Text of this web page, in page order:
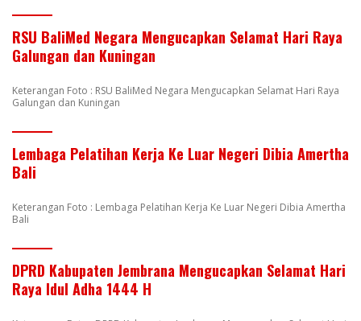
RSU BaliMed Negara Mengucapkan Selamat Hari Raya
Galungan dan Kuningan
Keterangan Foto : RSU BaliMed Negara Mengucapkan Selamat Hari Raya
Galungan dan Kuningan
Lembaga Pelatihan Kerja Ke Luar Negeri Dibia Amertha
Bali
Keterangan Foto : Lembaga Pelatihan Kerja Ke Luar Negeri Dibia Amertha
Bali
DPRD Kabupaten Jembrana Mengucapkan Selamat Hari
Raya Idul Adha 1444 H